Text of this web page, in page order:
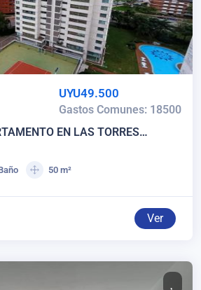
UYU49.500
Gastos Comunes: 18500
EN LAS TORRES
50 m²
Ver